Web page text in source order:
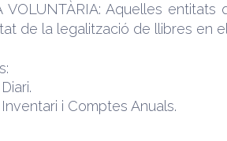
VOLUNTÀRIA: Aquelles
de la legalització de llibres en
i Comptes Anuals.